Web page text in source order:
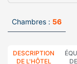
Chambres : 56
DESCRIPTION
DE L'HÔTEL